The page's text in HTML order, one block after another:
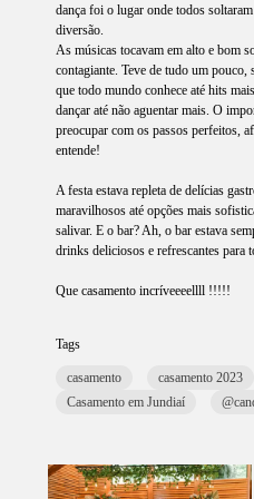
dança foi o lugar onde todos
diversão.
As músicas tocavam em alto e bom
contagiante. Teve de tudo um pouco,
que todo mundo conhece até hits
dançar até não aguentar mais. O
preocupar com os passos perfeitos,
entende!
A festa estava repleta de delícias
maravilhosos até opções mais
salivar. E o bar? Ah, o bar estava
drinks deliciosos e refrescantes para
Que casamento incríveeeellll !!!!!
Tags
casamento casamento 2023
Casamento em Jundiaí